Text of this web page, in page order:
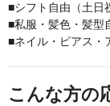
■シフト自由（土日
■私服・髪色・髪型
■ネイル・ピアス・
こんな方の